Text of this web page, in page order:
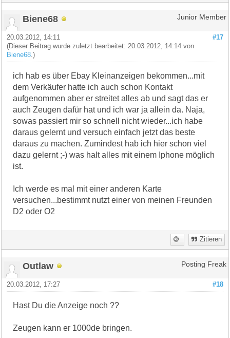
Biene68 Junior Member
#17
20.03.2012, 14:11
(Dieser Beitrag wurde zuletzt bearbeitet: 20.03.2012, 14:14 von
Biene68 .)
ich hab es über Ebay Kleinanzeigen bekommen...mit
dem Verkäufer hatte ich auch schon Kontakt
aufgenommen aber er streitet alles ab und sagt das er
auch Zeugen dafür hat und ich war ja allein da. Naja,
sowas passiert mir so schnell nicht wieder...ich habe
daraus gelernt und versuch einfach jetzt das beste
daraus zu machen. Zumindest hab ich hier schon viel
dazu gelernt ;-) was halt alles mit einem Iphone möglich
ist.
Ich werde es mal mit einer anderen Karte
versuchen...bestimmt nutzt einer von meinen Freunden
D2 oder O2
Zitieren
Outlaw Posting Freak
#18
20.03.2012, 17:27
Hast Du die Anzeige noch ??
Zeugen kann er 1000de bringen.